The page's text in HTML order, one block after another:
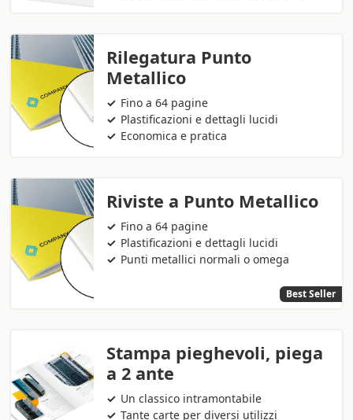
Rilegatura Punto
Metallico
Fino a 64 pagine
Plastificazioni e dettagli lucidi
Economica e pratica
Riviste a Punto Metallico
Fino a 64 pagine
Plastificazioni e dettagli lucidi
Punti metallici normali o omega
Best Seller
Stampa pieghevoli, piega
a 2 ante
Un classico intramontabile
Tante carte per diversi utilizzi